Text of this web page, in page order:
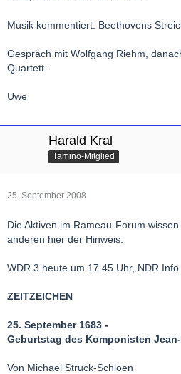
Musik kommentiert: Beethovens
Gespräch mit Wolfgang Riehm,
Quartett-
Uwe
Harald Kral
Tamino-Mitglied
25. September 2008
Die Aktiven im Rameau-Forum
anderen hier der Hinweis:
WDR 3 heute um 17.45 Uhr, NDR
ZEITZEICHEN
25. September 1683 -
Geburtstag des Komponisten
Von Michael Struck-Schloen